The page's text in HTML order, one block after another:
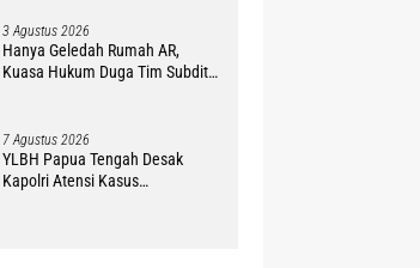
3 Agustus 2026
Hanya Geledah Rumah AR,
Kuasa Hukum Duga Tim Subdit
7 Agustus 2026
YLBH Papua Tengah Desak
Kapolri Atensi Kasus